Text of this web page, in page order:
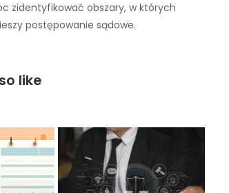
zidentyfikować obszary, w których
postępowanie sądowe.
like